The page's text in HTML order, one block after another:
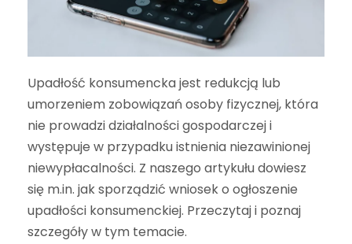
Upadłość konsumencka jest redukcją lub
umorzeniem zobowiązań osoby fizycznej, która
nie prowadzi działalności gospodarczej i
występuje w przypadku istnienia niezawinionej
niewypłacalności. Z naszego artykułu dowiesz
się m.in. jak sporządzić wniosek o ogłoszenie
upadłości konsumenckiej. Przeczytaj i poznaj
szczegóły w tym temacie.